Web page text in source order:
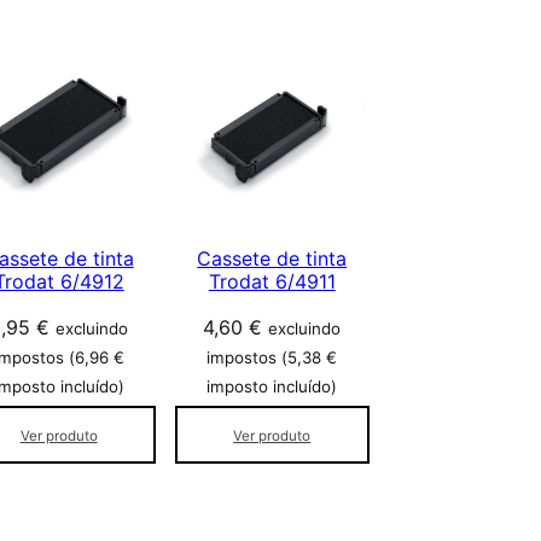
de tinta
6/4912
€ excluindo
(6,96 €
incluído)
Ver produto
Cassete de tinta
Trodat 6/4911
4,60€ excluindo
impostos (5,38€
imposto incluído)
Ver produto